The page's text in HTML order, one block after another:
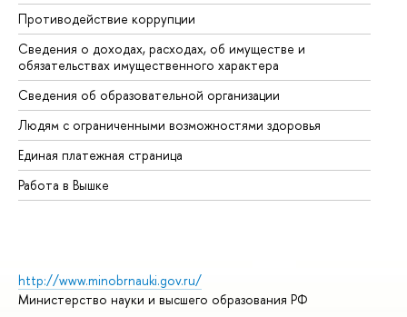
Противодействие коррупции
Сведения о доходах, расходах, об имуществе и
обязательствах имущественного характера
Сведения об образовательной организации
Людям с ограниченными возможностями здоровья
Единая платежная страница
Работа в Вышке
http://www.minobrnauki.gov.ru/
Министерство науки и высшего образования РФ